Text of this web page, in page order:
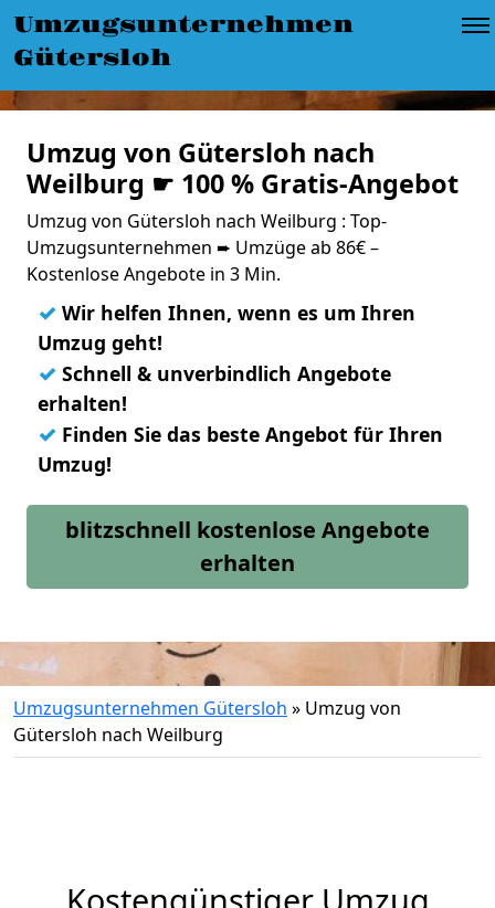
Umzugsunternehmen
Gütersloh
Umzug von Gütersloh nach
Weilburg ☛ 100 % Gratis-Angebot
Umzug von Gütersloh nach Weilburg : Top-
Umzugsunternehmen ➨ Umzüge ab 86€ –
Kostenlose Angebote in 3 Min.
✓ Wir helfen Ihnen, wenn es um Ihren
Umzug geht!
✓ Schnell & unverbindlich Angebote
erhalten!
✓ Finden Sie das beste Angebot für Ihren
Umzug!
blitzschnell kostenlose Angebote
erhalten
Umzugsunternehmen Gütersloh » Umzug von
Gütersloh nach Weilburg